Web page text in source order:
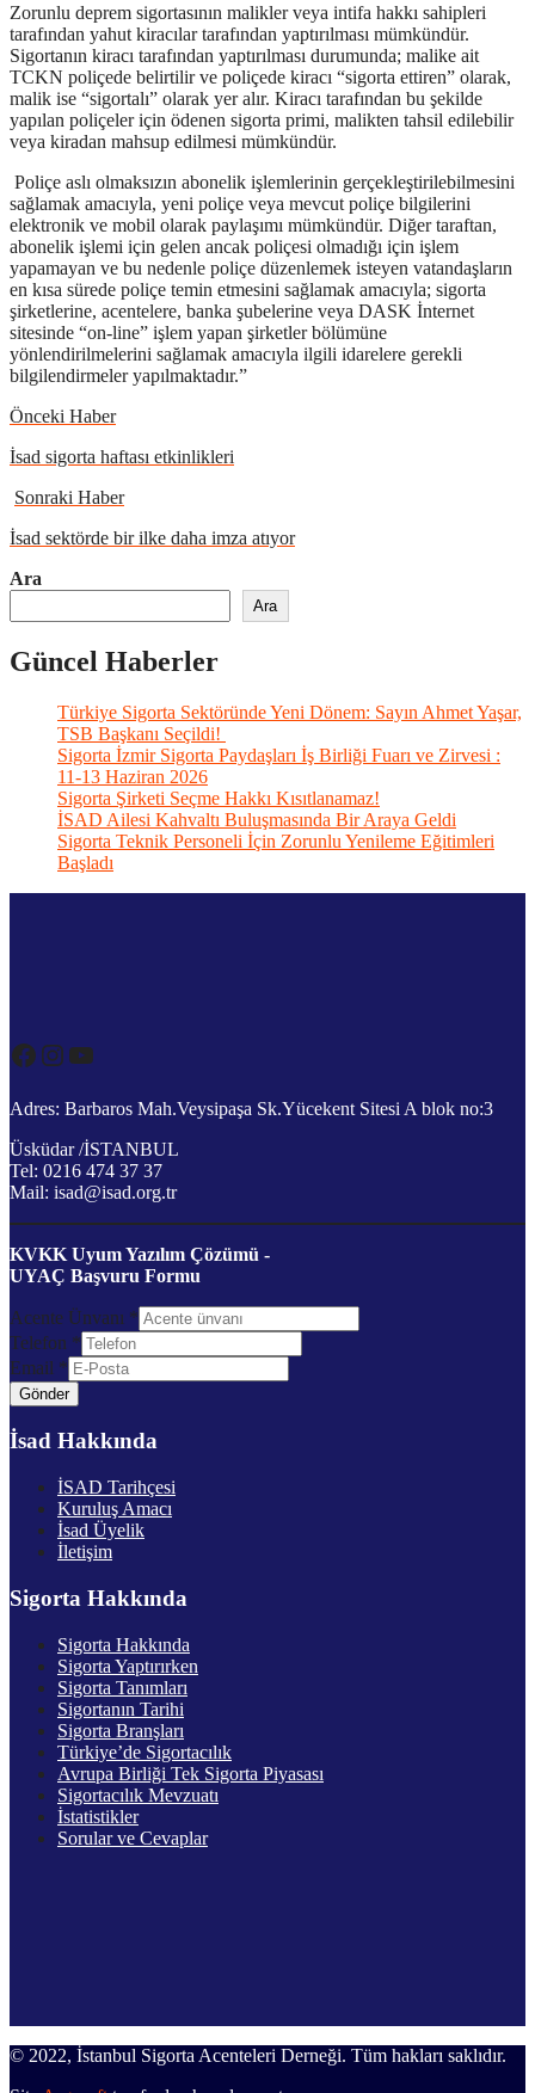
Zorunlu deprem sigortasının malikler veya intifa hakkı sahipleri
tarafından yahut kiracılar tarafından yaptırılması mümkündür.
Sigortanın kiracı tarafından yaptırılması durumunda; malike ait
TCKN poliçede belirtilir ve poliçede kiracı “sigorta ettiren” olarak,
malik ise “sigortalı” olarak yer alır. Kiracı tarafından bu şekilde
yapılan poliçeler için ödenen sigorta primi, malikten tahsil edilebilir
veya kiradan mahsup edilmesi mümkündür.
Poliçe aslı olmaksızın abonelik işlemlerinin gerçekleştirilebilmesini
sağlamak amacıyla, yeni poliçe veya mevcut poliçe bilgilerini
elektronik ve mobil olarak paylaşımı mümkündür. Diğer taraftan,
abonelik işlemi için gelen ancak poliçesi olmadığı için işlem
yapamayan ve bu nedenle poliçe düzenlemek isteyen vatandaşların
en kısa sürede poliçe temin etmesini sağlamak amacıyla; sigorta
şirketlerine, acentelere, banka şubelerine veya DASK İnternet
sitesinde “on-line” işlem yapan şirketler bölümüne
yönlendirilmelerini sağlamak amacıyla ilgili idarelere gerekli
bilgilendirmeler yapılmaktadır.”
Önceki Haber
İsad sigorta haftası etkinlikleri
Sonraki Haber
İsad sektörde bir ilke daha imza atıyor
Ara
Ara
Güncel Haberler
Türkiye Sigorta Sektöründe Yeni Dönem: Sayın Ahmet Yaşar,
TSB Başkanı Seçildi!
Sigorta İzmir Sigorta Paydaşları İş Birliği Fuarı ve Zirvesi :
11-13 Haziran 2026
Sigorta Şirketi Seçme Hakkı Kısıtlanamaz!
İSAD Ailesi Kahvaltı Buluşmasında Bir Araya Geldi
Sigorta Teknik Personeli İçin Zorunlu Yenileme Eğitimleri
Başladı
Facebook
Instagram
YouTube
Adres: Barbaros Mah.Veysipaşa Sk.Yücekent Sitesi A blok no:3
Üsküdar /İSTANBUL
Tel: 0216 474 37 37
Mail: isad@isad.org.tr
KVKK Uyum Yazılım Çözümü -
UYAÇ Başvuru Formu
Acente Ünvanı *
Telefon *
Email *
Gönder
İsad Hakkında
İSAD Tarihçesi
Kuruluş Amacı
İsad Üyelik
İletişim
Sigorta Hakkında
Sigorta Hakkında
Sigorta Yaptırırken
Sigorta Tanımları
Sigortanın Tarihi
Sigorta Branşları
Türkiye’de Sigortacılık
Avrupa Birliği Tek Sigorta Piyasası
Sigortacılık Mevzuatı
İstatistikler
Sorular ve Cevaplar
© 2022, İstanbul Sigorta Acenteleri Derneği. Tüm hakları saklıdır.